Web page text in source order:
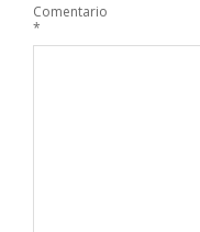
Comentario
*